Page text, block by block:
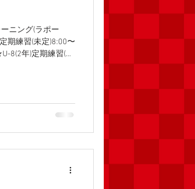
ニング(ラポー
期練習(未定)8:00〜
8(2年)定期練習(未